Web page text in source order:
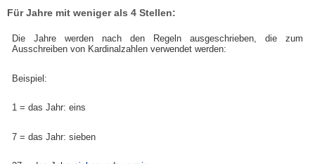
Für Jahre mit weniger als 4 Stellen:
Die Jahre werden nach den Regeln ausgeschrieben, die zum
Ausschreiben von Kardinalzahlen verwendet werden:
Beispiel:
1 = das Jahr: eins
7 = das Jahr: sieben